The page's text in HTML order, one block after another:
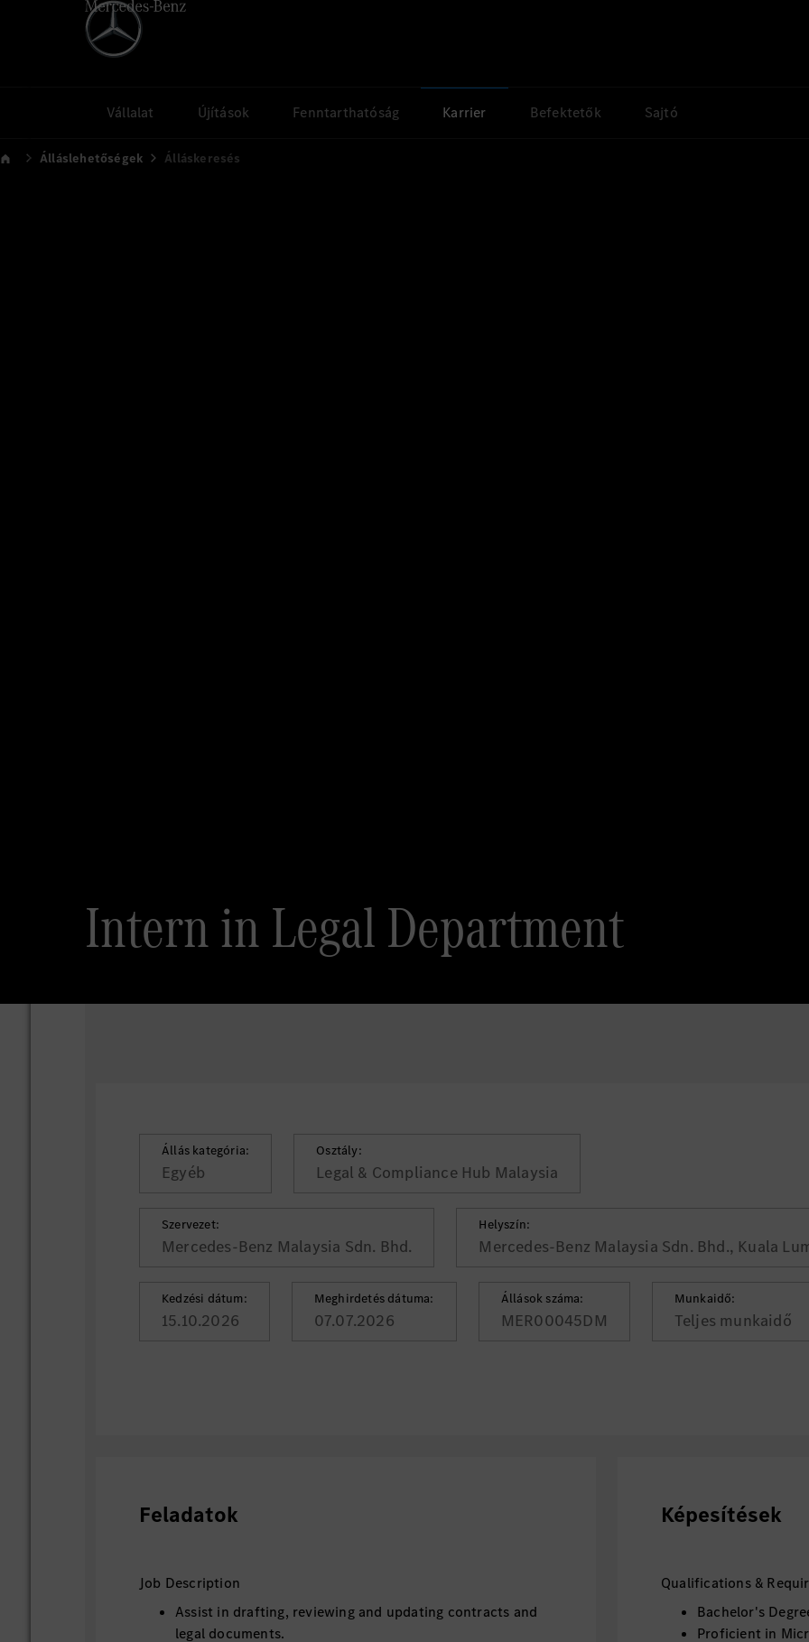
Vállalat Újítások Fenntarthatóság Karrier Befektetők Sajtó
Álláslehetőségek Álláskeresés
Intern in Legal Department
Állás kategória:
Egyéb
Osztály:
Legal & Compliance Hub Malaysia
Szervezet:
Mercedes-Benz Malaysia Sdn. Bhd.
Helyszín:
Mercedes-Benz Malaysia Sdn. Bhd., Kuala
Kedzési dátum:
15.10.2026
Meghirdetés dátuma:
07.07.2026
Állások száma:
MER00045DM
Munkaidő:
Teljes munkaidő
Feladatok
Job Description
Assist in drafting, reviewing and updating contracts and
legal documents.
Képesítések
Qualifications &
Bachelor's
Proficient in